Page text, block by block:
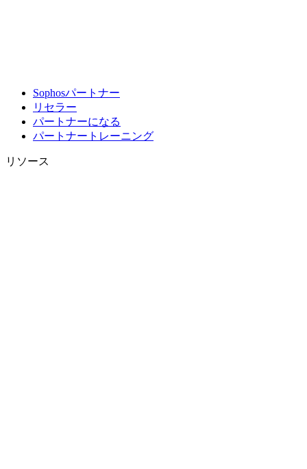
Sophosパートナー
リセラー
パートナーになる
パートナートレーニング
リソース